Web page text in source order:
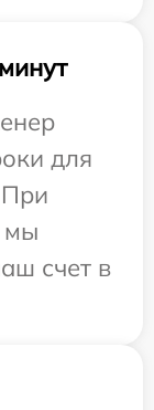
для
При
мы
счет в